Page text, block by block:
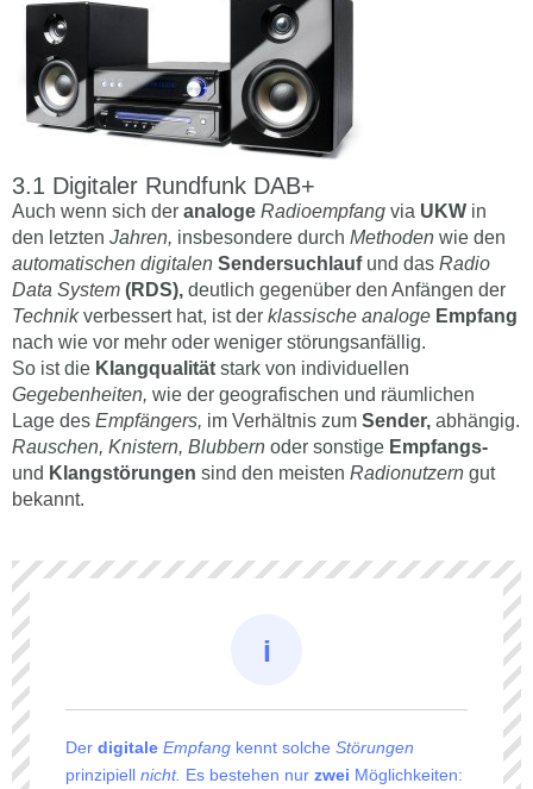
Digitaler Rundfunk DAB+
Auch wenn sich der analoge Radioempfang via UKW in
den letzten Jahren, insbesondere durch Methoden wie den
automatischen digitalen Sendersuchlaufund das Radio
Data System (RDS), deutlich gegenüber den Anfängen der
Technikverbessert hat, ist der klassische analoge Empfang
nach wie vor mehr oder weniger störungsanfällig.
So ist die Klangqualität stark von individuellen
Gegebenheiten, wie der geografischen und räumlichen
Lage des Empfängers, im Verhältnis zum Sender, abhängig.
Rauschen, Knistern, Blubbern oder sonstige Empfangs-
und Klangstörungen sind den meisten Radionutzern gut
bekannt.
Der digitale Empfang kennt solche Störungen
prinzipiell nicht. Es bestehen nur zwei Möglichkeiten: